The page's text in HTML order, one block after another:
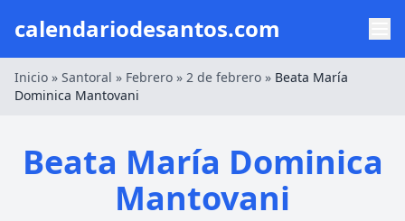
calendariodesantos.com
Inicio » Santoral » Febrero » 2 de febrero » Beata María
Dominica Mantovani
Beata María Dominica
Mantovani